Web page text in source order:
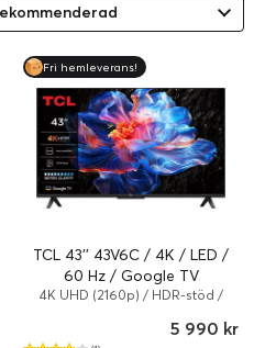
Fri hemleverans!
TCL 43'' 43V6C / 4K / LED /
60 Hz / Google TV
4K UHD (2160p) / HDR-stöd /
5 990 kr